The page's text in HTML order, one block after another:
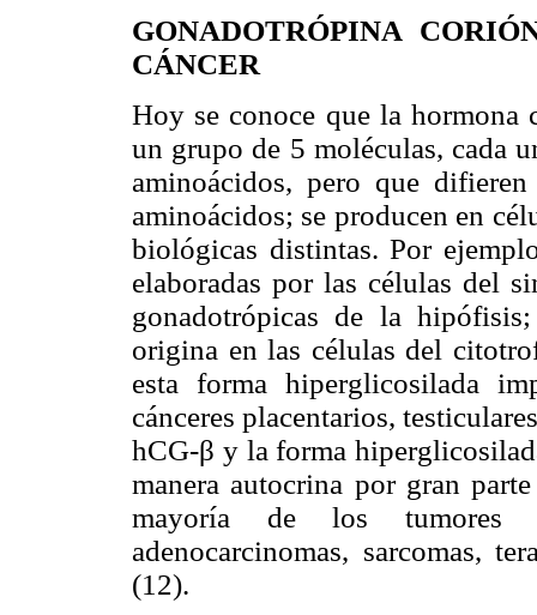
GONADOTRÓPINA
CÁNCER
Hoy se conoce que la hormona
un grupo de 5 moléculas, cada
aminoácidos, pero que
aminoácidos; se producen en
biológicas distintas. Por
elaboradas por las células del
gonadotrópicas de la
origina en las células del
esta forma hiperglicosilada
cánceres placentarios,
hCG-β y la forma
manera autocrina por gran
mayoría de los tumores
adenocarcinomas, sarcomas,
(12).